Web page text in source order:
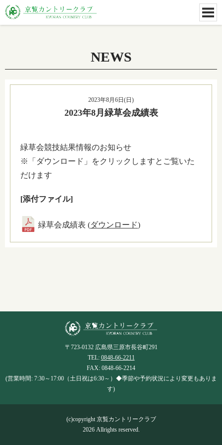
NEWS
2023年8月6日(日)
2023年8月緑草会成績表
緑草会競技結果情報のお知らせ
※「ダウンロード」をクリックしますとご覧いた
だけます
[添付ファイル]
緑草会成績表 (ダウンロード)
〒723-0132 広島県三原市長谷町291
TEL: 0848-66-2211
FAX: 0848-66-2214
(営業時間: 7:30～17:00（土日祝は6:30～）◆季節や予約状況により変更もありま
す)
(c)copyright 京覧カントリークラブ
2026 Allrights reserved.